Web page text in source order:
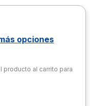
opciones
producto al carrito para